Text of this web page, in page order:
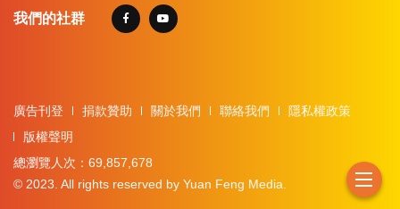
我們的社群
廣告刊登 捐款贊助 關於我們 聯絡我們
隱私權政策
版權聲明
總瀏覽人次：69,857,678
© 2023. All rights reserved by Yuan Feng Media.